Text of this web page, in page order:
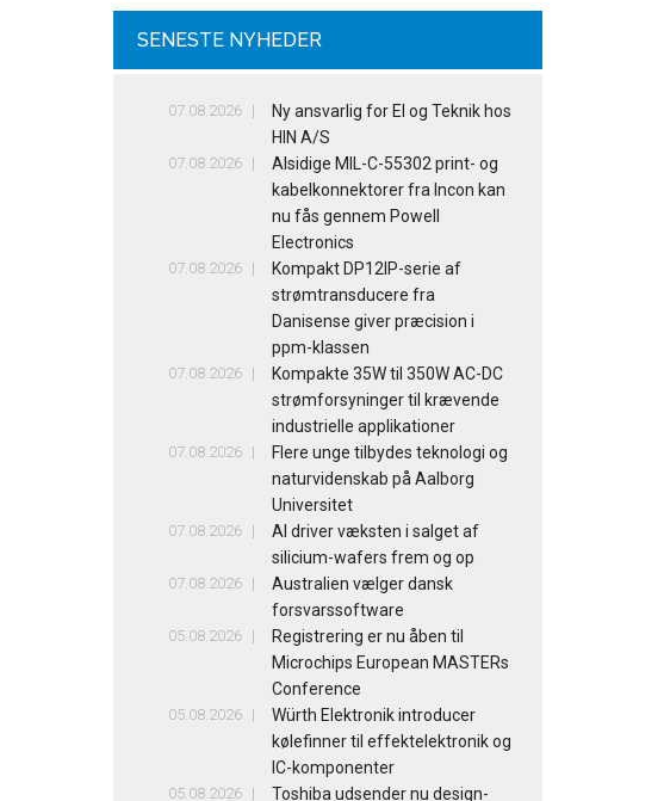
SENESTE NYHEDER
07.08.2026
Ny ansvarlig for El og Teknik hos
HIN A/S
07.08.2026
Alsidige MIL-C-55302 print- og
kabelkonnektorer fra Incon kan
nu fås gennem Powell
Electronics
07.08.2026
Kompakt DP12IP-serie af
strømtransducere fra
Danisense giver præcision i
ppm-klassen
07.08.2026
Kompakte 35W til 350W AC-DC
strømforsyninger til krævende
industrielle applikationer
07.08.2026
Flere unge tilbydes teknologi og
naturvidenskab på Aalborg
Universitet
07.08.2026
AI driver væksten i salget af
silicium-wafers frem og op
07.08.2026
Australien vælger dansk
forsvarssoftware
05.08.2026
Registrering er nu åben til
Microchips European MASTERs
Conference
05.08.2026
Würth Elektronik introducer
kølefinner til effektelektronik og
IC-komponenter
05.08.2026
Toshiba udsender nu design-